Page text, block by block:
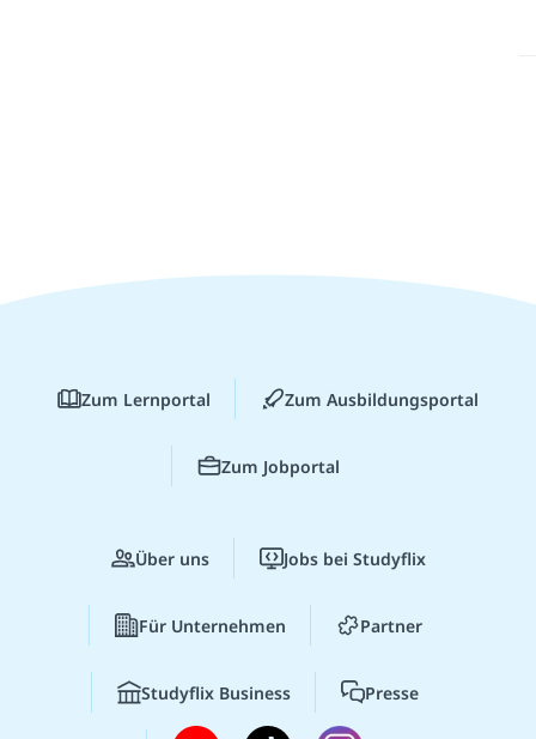
Zum Lernportal Zum Ausbildungsportal
Zum Jobportal
Über uns Jobs bei Studyflix
Für Unternehmen Partner
Studyflix Business Presse